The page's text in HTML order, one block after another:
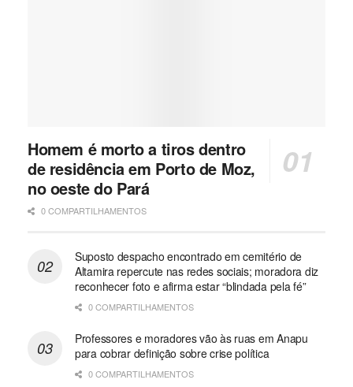
Homem é morto a tiros dentro
de residência em Porto de Moz,
no oeste do Pará
0 COMPARTILHAMENTOS
Suposto despacho encontrado em cemitério de
Altamira repercute nas redes sociais; moradora diz
reconhecer foto e afirma estar “blindada pela fé”
0 COMPARTILHAMENTOS
Professores e moradores vão às ruas em Anapu
para cobrar definição sobre crise política
0 COMPARTILHAMENTOS